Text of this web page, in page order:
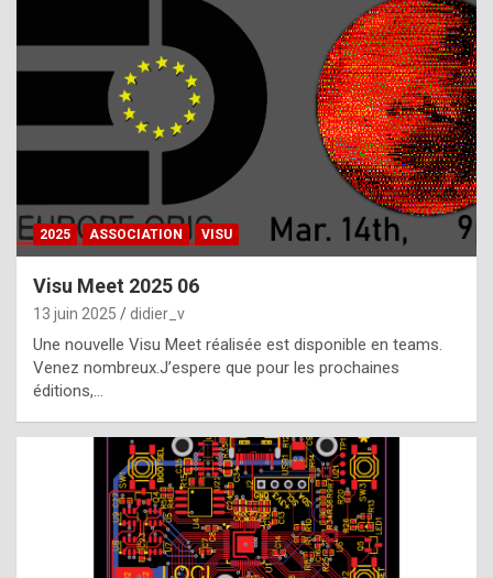
h
a
t
t
e
b
e
s
t
2025 ASSOCIATION VISU
Visu Meet 2025 06
13 juin 2025 didier_v
Une nouvelle Visu Meet réalisée est disponible en teams.
Venez nombreux.J’espere que pour les prochaines
éditions,…